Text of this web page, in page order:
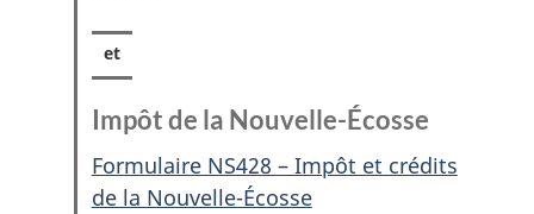
Impôt de la Nouvelle-Écosse
Formulaire NS428 – Impôt et crédits
de la Nouvelle-Écosse